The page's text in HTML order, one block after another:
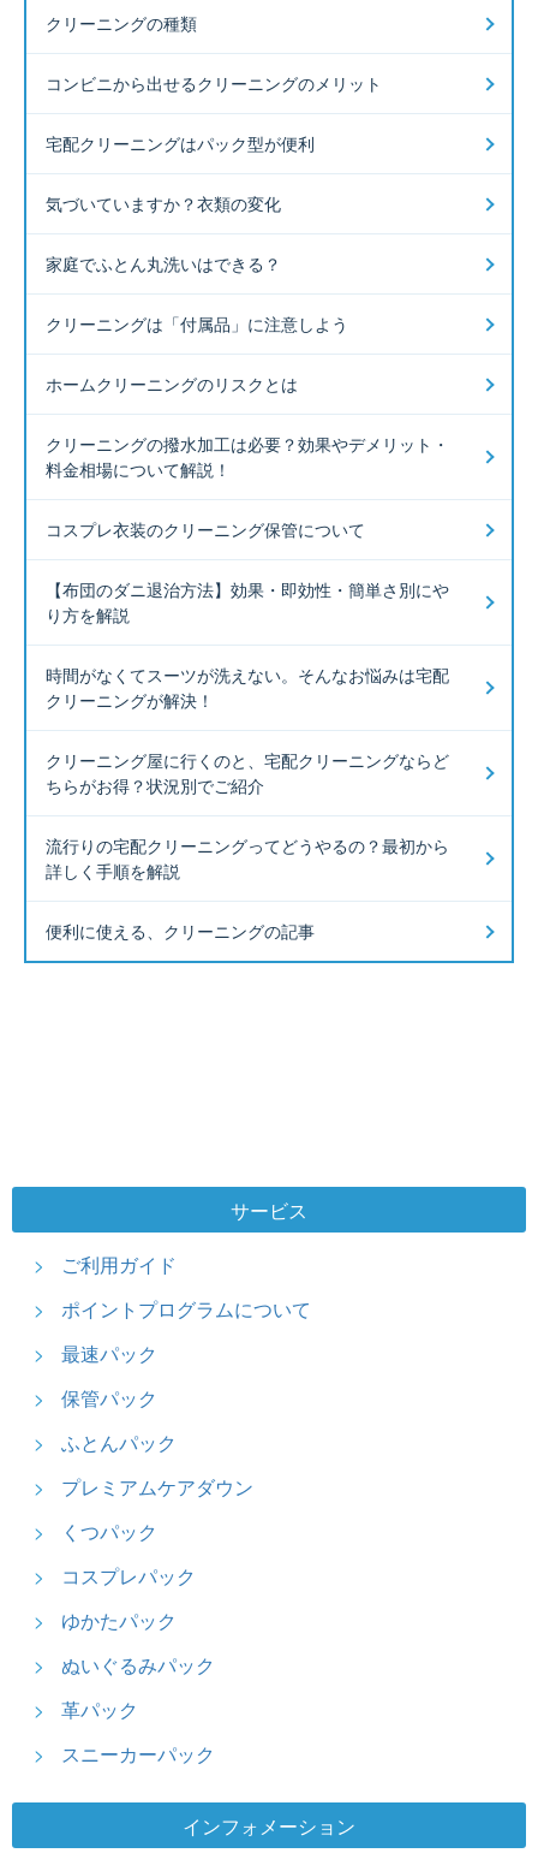
クリーニングの種類
コンビニから出せるクリーニングのメリット
宅配クリーニングはパック型が便利
気づいていますか？衣類の変化
家庭でふとん丸洗いはできる？
クリーニングは「付属品」に注意しよう
ホームクリーニングのリスクとは
クリーニングの撥水加工は必要？効果やデメリット・
料金相場について解説！
コスプレ衣装のクリーニング保管について
【布団のダニ退治方法】効果・即効性・簡単さ別にや
り方を解説
時間がなくてスーツが洗えない。そんなお悩みは宅配
クリーニングが解決！
クリーニング屋に行くのと、宅配クリーニングならど
ちらがお得？状況別でご紹介
流行りの宅配クリーニングってどうやるの？最初から
詳しく手順を解説
便利に使える、クリーニングの記事
サービス
ご利用ガイド
ポイントプログラムについて
最速パック
保管パック
ふとんパック
プレミアムケアダウン
くつパック
コスプレパック
ゆかたパック
ぬいぐるみパック
革パック
スニーカーパック
インフォメーション